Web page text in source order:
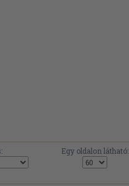
Egy oldalon látható: